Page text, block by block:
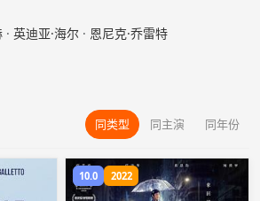
· 英迪亚·海尔 · 恩尼克·乔雷特
同类型 同主演 同年份
10.0 2022